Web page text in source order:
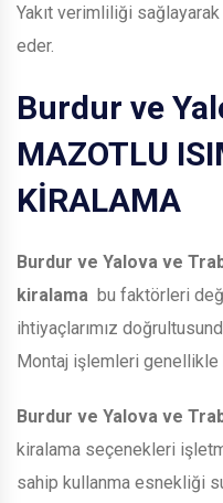
Yakıt verimliliği
eder.
Burdur ve
MAZOTLU
KİRALAMA
Burdur ve Yalova ve
kiralama bu faktörleri
ihtiyaçlarımız
Montaj işlemleri genellikle
Burdur ve Yalova ve
kiralama seçenekleri
sahip kullanma esnekliği